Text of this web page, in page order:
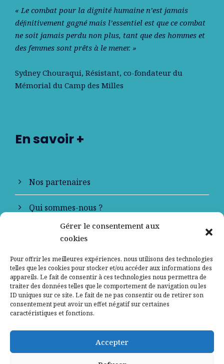
Gérer le consentement aux
cookies
Pour offrir les meilleures expériences, nous utilisons des technologies
telles que les cookies pour stocker et/ou accéder aux informations des
appareils. Le fait de consentir à ces technologies nous permettra de
traiter des données telles que le comportement de navigation ou les
ID uniques sur ce site. Le fait de ne pas consentir ou de retirer son
consentement peut avoir un effet négatif sur certaines
caractéristiques et fonctions.
Accepter
« Le combat pour la dignité humaine n’est jamais
déﬁnitivement gagné mais l’essentiel est que ce combat
ne soit jamais perdu non plus, tant que des hommes et
des femmes sont prêts à le mener. »
Sydney Chouraqui, Résistant, co-fondateur du
Mémorial du Camp des Milles
En savoir +
Nos partenaires
Qui sommes-nous ?
Contactez-nous
Mentions légales
Politique de confidentialité